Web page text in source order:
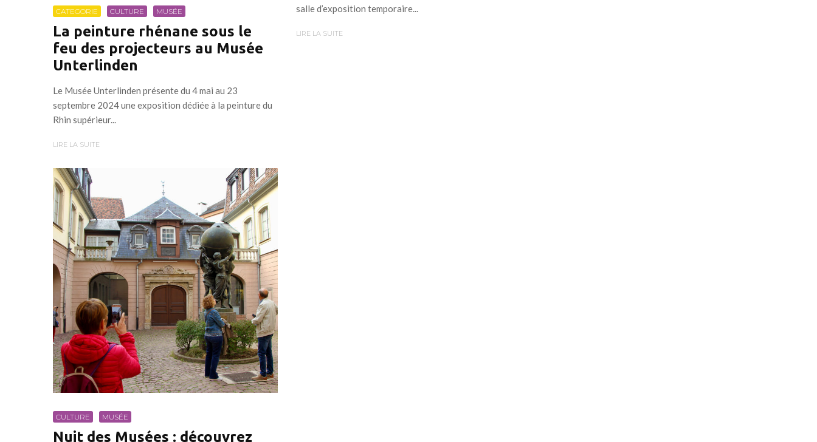
CATEGORIE CULTURE MUSÉE
La peinture rhénane sous le
feu des projecteurs au Musée
Unterlinden
Le Musée Unterlinden présente du 4 mai au 23
septembre 2024 une exposition dédiée à la peinture du
Rhin supérieur...
LIRE LA SUITE
CULTURE MUSÉE
Nuit des Musées : découvrez
salle d’exposition temporaire...
LIRE LA SUITE